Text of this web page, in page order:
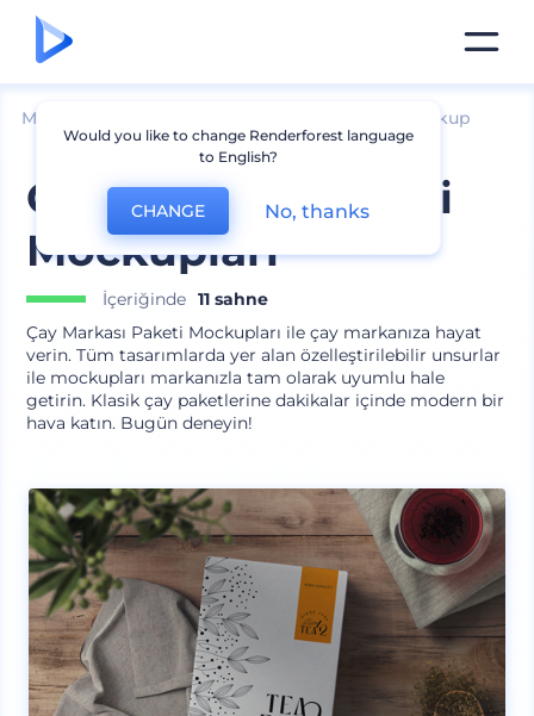
Mockuplar Kahve ve Çay Paketi Mockup
Çay Markası Paketi
Mockupları
İçeriğinde 11 sahne
Çay Markası Paketi Mockupları ile çay markanıza hayat
verin. Tüm tasarımlarda yer alan özelleştirilebilir unsurlar
ile mockupları markanızla tam olarak uyumlu hale
getirin. Klasik çay paketlerine dakikalar içinde modern bir
hava katın. Bugün deneyin!
Would you like to change Renderforest language
to English?
CHANGE No, thanks